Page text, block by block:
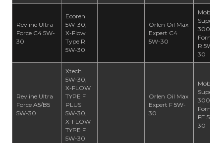
Revline Ultra
Force C4 5W-
30
Ecoren
5W-30,
X-Flow
Type R
5W-30
Orlen Oil Max
Expert C4
5W-30
Mobil
Super
3000
Formula
R 5W-
30
Revline Ultra
Force A5/B5
5W-30
Xtech
5W-30,
X-FLOW
TYPE F
PLUS
5W-30,
X-FLOW
TYPE F
5W-30
Orlen Oil Max
Expert F 5W-
30
Mobil
Super
3000 X1
Formula
FE 5W-
30